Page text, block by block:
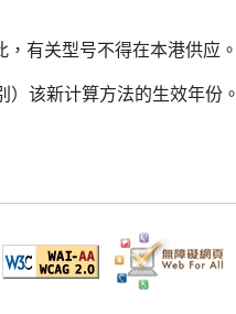
有关型号不得在本港供应。
该新计算方法的生效年份。